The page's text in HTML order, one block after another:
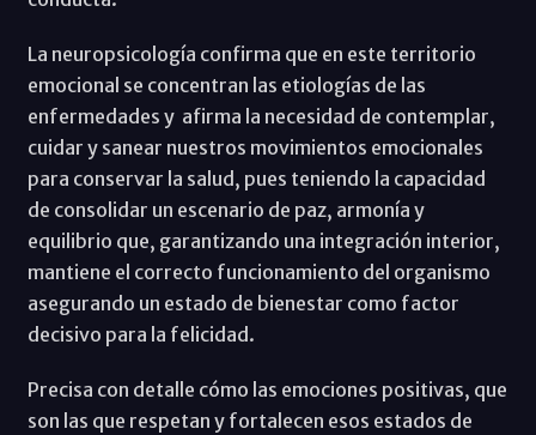
La neuropsicología confirma que en este territorio
emocional se concentran las etiologías de las
enfermedades y afirma la necesidad de contemplar,
cuidar y sanear nuestros movimientos emocionales
para conservar la salud, pues teniendo la capacidad
de consolidar un escenario de paz, armonía y
equilibrio que, garantizando una integración interior,
mantiene el correcto funcionamiento del organismo
asegurando un estado de bienestar como factor
decisivo para la felicidad.
Precisa con detalle cómo las emociones positivas, que
son las que respetan y fortalecen esos estados de